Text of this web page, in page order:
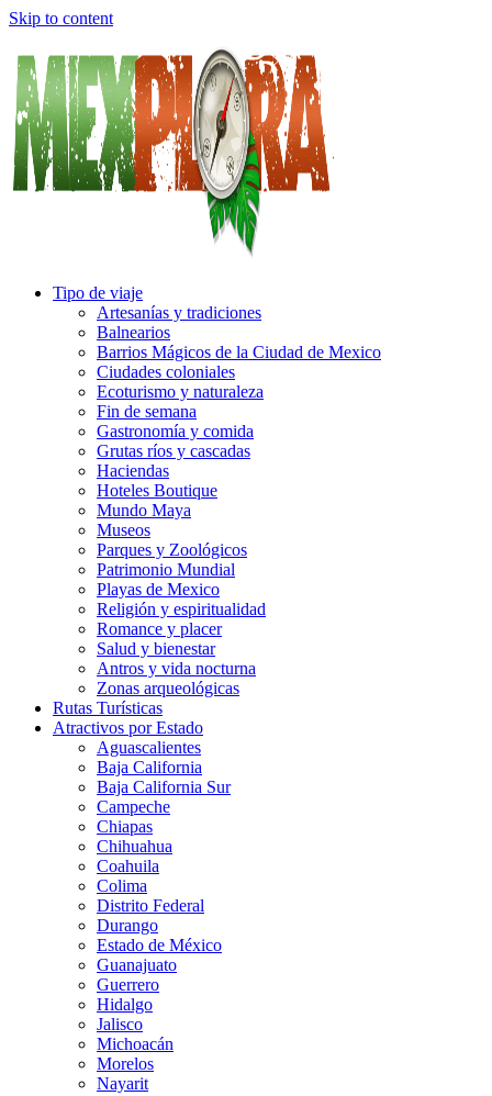
Skip to content
Tipo de viaje
Artesanías y tradiciones
Balnearios
Barrios Mágicos de la Ciudad de Mexico
Ciudades coloniales
Ecoturismo y naturaleza
Fin de semana
Gastronomía y comida
Grutas ríos y cascadas
Haciendas
Hoteles Boutique
Mundo Maya
Museos
Parques y Zoológicos
Patrimonio Mundial
Playas de Mexico
Religión y espiritualidad
Romance y placer
Salud y bienestar
Antros y vida nocturna
Zonas arqueológicas
Rutas Turísticas
Atractivos por Estado
Aguascalientes
Baja California
Baja California Sur
Campeche
Chiapas
Chihuahua
Coahuila
Colima
Distrito Federal
Durango
Estado de México
Guanajuato
Guerrero
Hidalgo
Jalisco
Michoacán
Morelos
Nayarit